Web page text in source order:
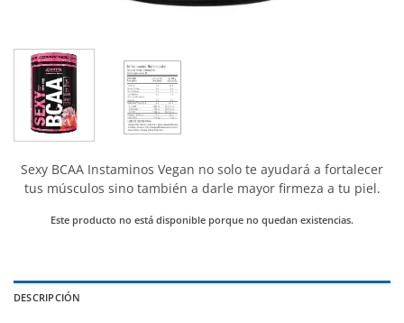
Sexy BCAA Instaminos Vegan no solo te ayudará a fortalecer
tus músculos sino también a darle mayor firmeza a tu piel.
Este producto no está disponible porque no quedan existencias.
DESCRIPCIÓN